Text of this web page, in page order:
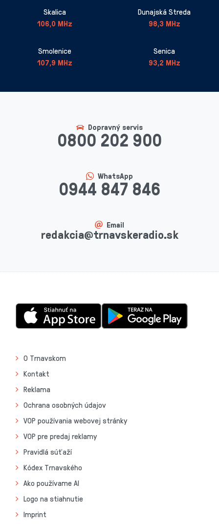
Skalica
106,0 MHz
Dunajská Streda
98,3 MHz
Smolenice
107,9 MHz
Senica
93,2 MHz
Dopravný servis
0800 202 900
WhatsApp
0944 847 846
Email
redakcia@trnavskeradio.sk
O Trnavskom
Kontakt
Reklama
Ochrana osobných údajov
VOP používania webovej stránky
VOP pre predaj reklamy
Pravidlá súťaží
Kódex Trnavského
Ako používame AI
Logo na stiahnutie
Imprint